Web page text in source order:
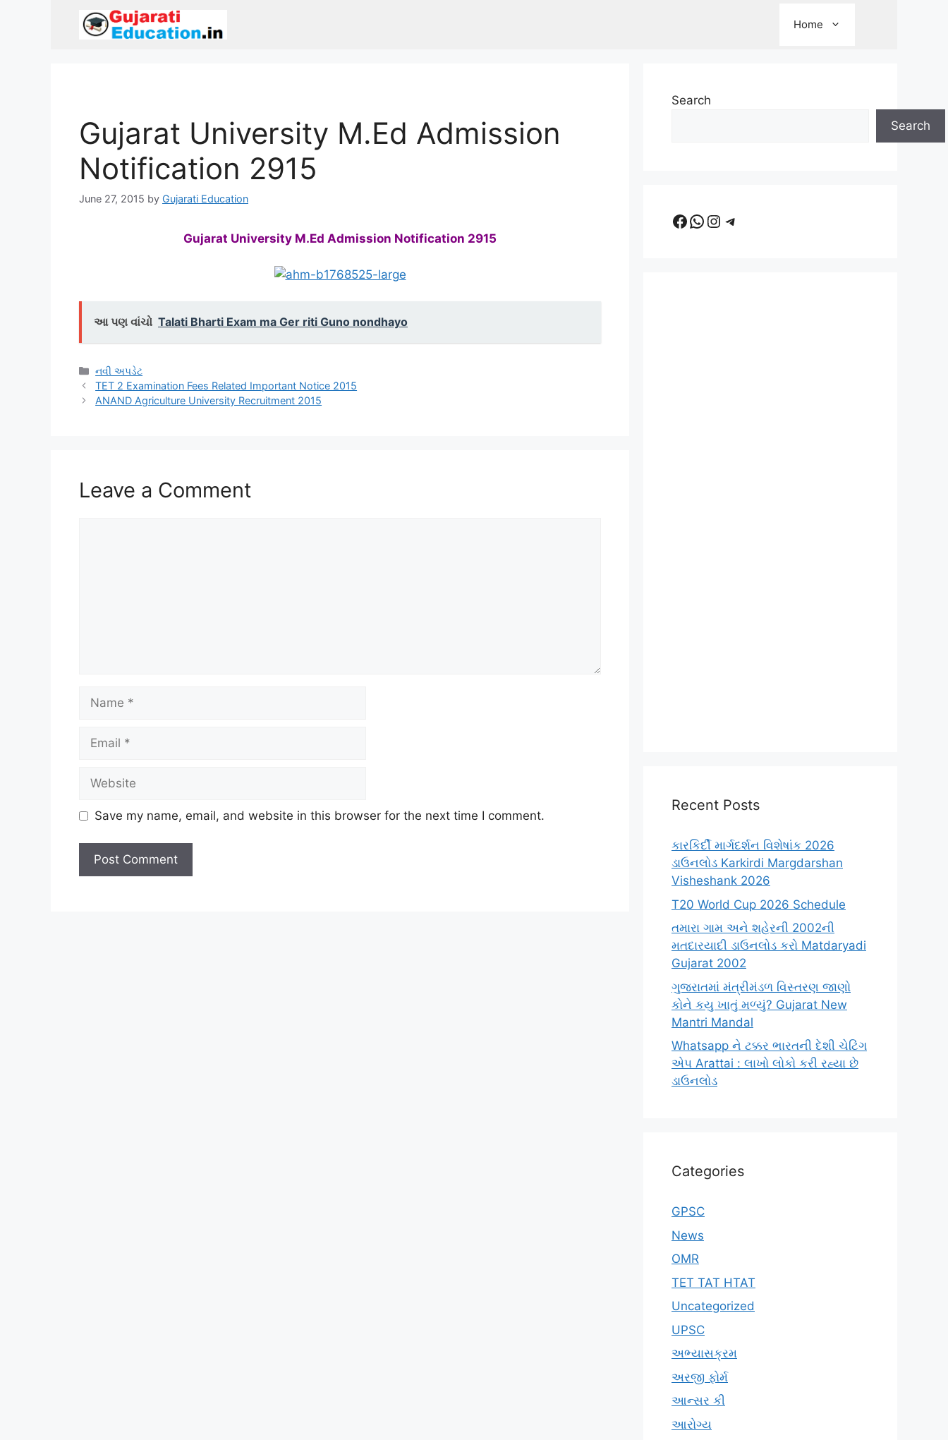
Home
Gujarat University M.Ed Admission
Notification 2915
June 27, 2015 by Gujarati Education
Gujarat University M.Ed Admission Notification 2915
આ પણ વાંચો Talati Bharti Exam ma Ger riti Guno nondhayo
Categories
નવી અપડેટ
TET 2 Examination Fees Related Important Notice 2015
ANAND Agriculture University Recruitment 2015
Leave a Comment
Name
Email
Website
Save my name, email, and website in this browser for the next time I comment.
Search
Search
Facebook
WhatsApp
Instagram
Telegram
Recent Posts
કારકિર્દી માર્ગદર્શન વિશેષાંક 2026
ડાઉનલોડ Karkirdi Margdarshan
Visheshank 2026
T20 World Cup 2026 Schedule
તમારા ગામ અને શહેરની 2002ની
મતદારયાદી ડાઉનલોડ કરો Matdaryadi
Gujarat 2002
ગુજરાતમાં મંત્રીમંડળ વિસ્તરણ જાણો
કોને કયુ ખાતું મળ્યું? Gujarat New
Mantri Mandal
Whatsapp ને ટક્કર ભારતની દેશી ચેટિંગ
એપ Arattai : લાખો લોકો કરી રહ્યા છે
ડાઉનલોડ
Categories
GPSC
News
OMR
TET TAT HTAT
Uncategorized
UPSC
અભ્યાસક્રમ
અરજી ફોર્મ
આન્સર કી
આરોગ્ય